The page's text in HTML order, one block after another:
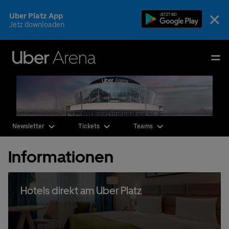
to
content
Tickets
×
Uber Platz App
Jetz downloaden
English
Events & Tickets
Fotos & Videos
Ihr Besuch
Die Arena
CSR & Nachhaltigkeit
Newsletter Tickets Teams
Informationen
Hotels direkt am Uber Platz